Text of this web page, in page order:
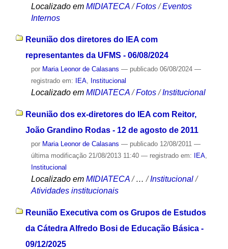
Localizado em MIDIATECA /Fotos /Eventos
Internos
Reunião dos diretores do IEA com
representantes da UFMS - 06/08/2024
por Maria Leonor de Calasans — publicado06/08/2024 —
registrado em:
IEA, Institucional
Localizado em MIDIATECA /Fotos /Institucional
Reunião dos ex-diretores do IEA com Reitor,
João Grandino Rodas - 12 de agosto de 2011
por Maria Leonor de Calasans — publicado12/08/2011 —
última modificação21/08/2013 11:40 — registrado em: IEA,
Institucional
Localizado em MIDIATECA /…/Institucional /
Atividades institucionais
Reunião Executiva com os Grupos de Estudos
da Cátedra Alfredo Bosi de Educação Básica -
09/12/2025